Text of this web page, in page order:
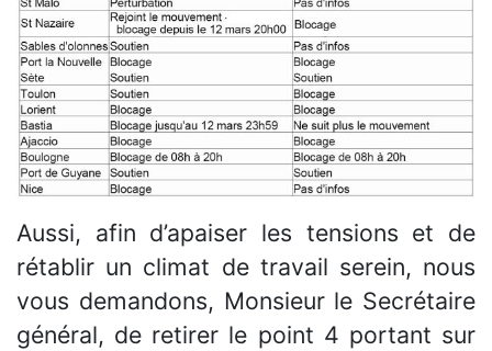
Aussi, afin d’apaiser les tensions et de
rétablir un climat de travail serein, nous
vous demandons, Monsieur le Secrétaire
général, de retirer le point 4 portant sur